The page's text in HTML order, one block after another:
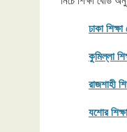
ঢাকা
কুমিল্লা
রাজশাহী
যশোর